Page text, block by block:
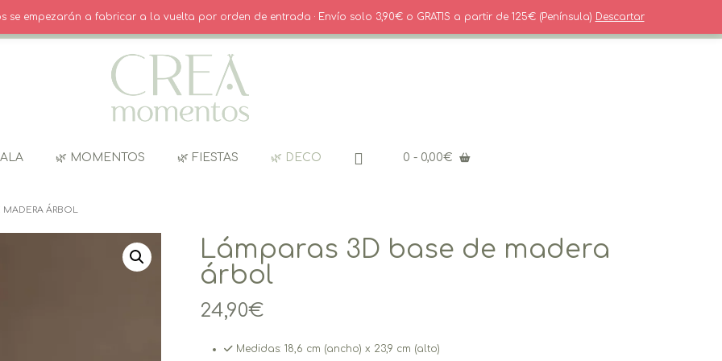
· INICIO SESIÓN / REGISTRO CARRITO 916554023 Solo Whatsapp
🌿 MOMENTOS 🌿 FIESTAS 🌿 DECO 0 - 0,00€
ÁRBOL
Lámparas 3D base de madera
árbol
24,90€
Medidas: 18,6 cm (ancho) x 23,9 cm (alto)
empezarán a fabricar a la vuelta por orden de entrada · Envío solo 3,90€ o GRATIS a partir de 125€ (Península) Descartar